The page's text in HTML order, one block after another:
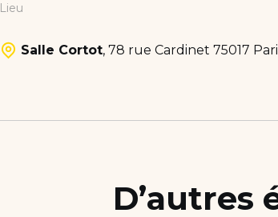
Lieu
Salle Cortot, 78 rue Cardinet 75017
D’autres